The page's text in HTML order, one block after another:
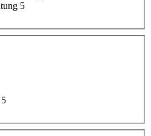
5
5